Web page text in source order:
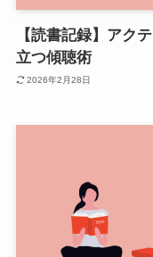
【読書記録】アク
立つ傾聴術
2026年2月28日